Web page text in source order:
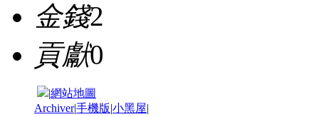
金錢2
貢獻0
|網站地圖
Archiver|手機版|小黑屋|